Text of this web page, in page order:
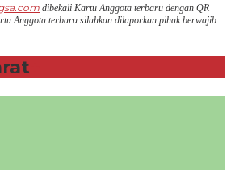
dibekali Kartu Anggota terbaru dengan QR
Anggota terbaru silahkan dilaporkan pihak berwajib